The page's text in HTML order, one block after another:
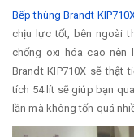
Bếp thùng Brandt
chịu lực tốt, bên ngoài
chống oxi hóa cao nên
Brandt KIP710X sẽ thật
tích 54 lít sẽ giúp bạn
lần mà không tốn quá